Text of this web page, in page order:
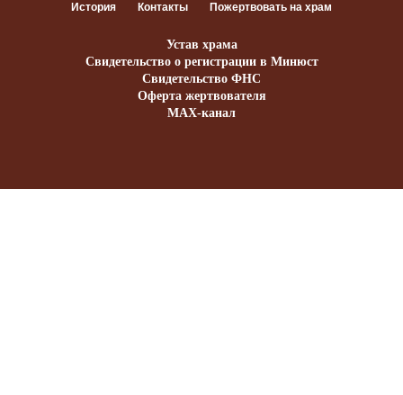
История
Контакты Пожертвовать на храм
Устав храма
Свидетельство о регистрации в Минюст
Свидетельство ФНС
Оферта жертвователя
MAX-канал